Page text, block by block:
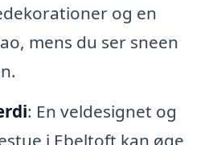
og en
mens du ser sneen
: En veldesignet og
i Ebeltoft kan øge